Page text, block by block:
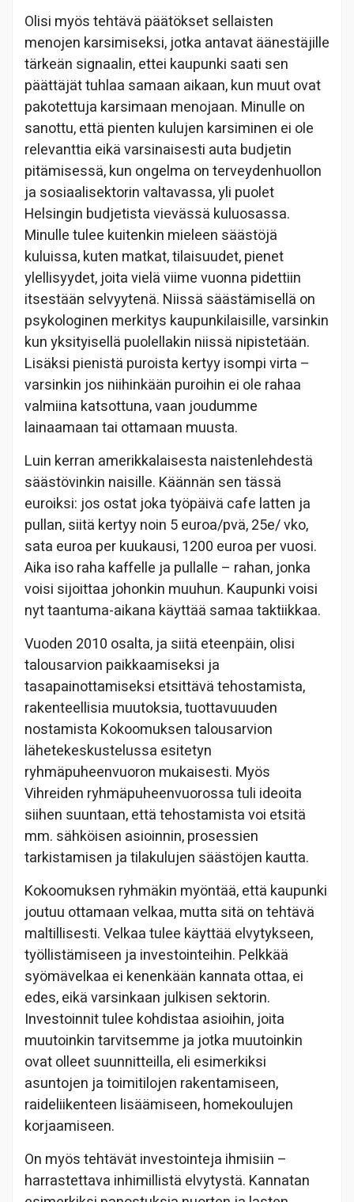
Olisi myös tehtävä päätökset sellaisten
menojen karsimiseksi, jotka antavat äänestäjille
tärkeän signaalin, ettei kaupunki saati sen
päättäjät tuhlaa samaan aikaan, kun muut ovat
pakotettuja karsimaan menojaan. Minulle on
sanottu, että pienten kulujen karsiminen ei ole
relevanttia eikä varsinaisesti auta budjetin
pitämisessä, kun ongelma on terveydenhuollon
ja sosiaalisektorin valtavassa, yli puolet
Helsingin budjetista vievässä kuluosassa.
Minulle tulee kuitenkin mieleen säästöjä
kuluissa, kuten matkat, tilaisuudet, pienet
ylellisyydet, joita vielä viime vuonna pidettiin
itsestään selvyytenä. Niissä säästämisellä on
psykologinen merkitys kaupunkilaisille, varsinkin
kun yksityisellä puolellakin niissä nipistetään.
Lisäksi pienistä puroista kertyy isompi virta –
varsinkin jos niihinkään puroihin ei ole rahaa
valmiina katsottuna, vaan joudumme
lainaamaan tai ottamaan muusta.
Luin kerran amerikkalaisesta naistenlehdestä
säästövinkin naisille. Käännän sen tässä
euroiksi: jos ostat joka työpäivä cafe latten ja
pullan, siitä kertyy noin 5 euroa/pvä, 25e/ vko,
sata euroa per kuukausi, 1200 euroa per vuosi.
Aika iso raha kaffelle ja pullalle – rahan, jonka
voisi sijoittaa johonkin muuhun. Kaupunki voisi
nyt taantuma-aikana käyttää samaa taktiikkaa.
Vuoden 2010 osalta, ja siitä eteenpäin, olisi
talousarvion paikkaamiseksi ja
tasapainottamiseksi etsittävä tehostamista,
rakenteellisia muutoksia, tuottavuuuden
nostamista Kokoomuksen talousarvion
lähetekeskustelussa esitetyn
ryhmäpuheenvuoron mukaisesti. Myös
Vihreiden ryhmäpuheenvuorossa tuli ideoita
siihen suuntaan, että tehostamista voi etsitä
mm. sähköisen asioinnin, prosessien
tarkistamisen ja tilakulujen säästöjen kautta.
Kokoomuksen ryhmäkin myöntää, että kaupunki
joutuu ottamaan velkaa, mutta sitä on tehtävä
maltillisesti. Velkaa tulee käyttää elvytykseen,
työllistämiseen ja investointeihin. Pelkkää
syömävelkaa ei kenenkään kannata ottaa, ei
edes, eikä varsinkaan julkisen sektorin.
Investoinnit tulee kohdistaa asioihin, joita
muutoinkin tarvitsemme ja jotka muutoinkin
ovat olleet suunnitteilla, eli esimerkiksi
asuntojen ja toimitilojen rakentamiseen,
raideliikenteen lisäämiseen, homekoulujen
korjaamiseen.
On myös tehtävät investointeja ihmisiin –
harrastettava inhimillistä elvytystä. Kannatan